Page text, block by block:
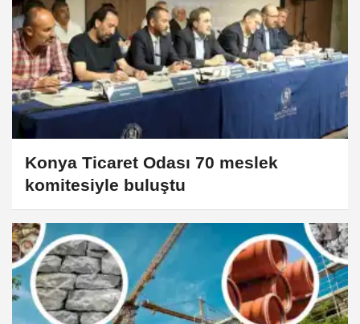
Konya Ticaret Odası 70 meslek
komitesiyle buluştu